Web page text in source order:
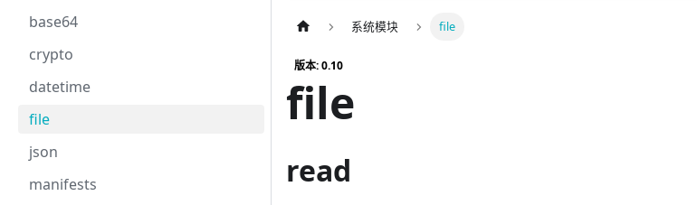
base64
crypto
datetime
file
json
manifests
系统模块 file
版本: 0.10
file
read